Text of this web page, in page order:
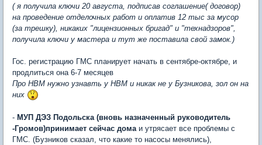
( я получила ключи 20 августа, подписав соглашение( договор)
на проведение отделочных работ и оплатив 12 тыс за мусор
(за трешку), никаких "лицензионных бригад" и "технадзоров",
получила ключи у мастера и тут же поставила свой замок.)
Гос. регистрацию ГМС планирует начать в сентябре-октябре, и
продлиться она 6-7 месяцев
Про НВМ нужно узнавть у НВМ и никак не у Бузникова, зол он на
них
- МУП ДЭЗ Подольска (вновь назначенный руководитель
-Громов)принимает сейчас дома и утрясает все проблемы с
ГМС. (Бузников сказал, что какие то насосы менялись),